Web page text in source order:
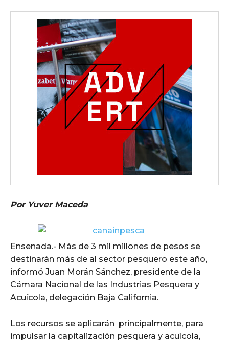
Por Yuver Maceda
Ensenada.- Más de 3 mil millones de pesos se
destinarán más de al sector pesquero este año,
informó Juan Morán Sánchez, presidente de la
Cámara Nacional de las Industrias Pesquera y
Acuícola, delegación Baja California.
Los recursos se aplicarán principalmente, para
impulsar la capitalización pesquera y acuícola,